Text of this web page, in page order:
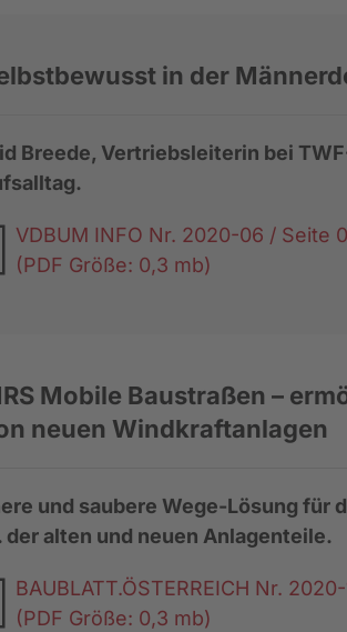
in der
Breede, Vertriebsleiterin bei
VDBUM INFO Nr. 2020-06 / Seite
(PDF Größe: 0,3 mb)
Mobile Baustraßen –
neuen Windkraftanlagen
und saubere Wege-Lösung für
der alten und neuen Anlagenteile.
BAUBLATT.ÖSTERREICH Nr.
(PDF Größe: 0,3 mb)